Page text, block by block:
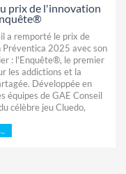
prix de l'innovation
a remporté le prix de
Préventica 2025 avec son
: l'Enquête®, le premier
les addictions et la
Développée en
équipes de GAE Conseil
célèbre jeu Cluedo,